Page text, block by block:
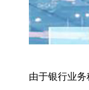
由于银行业